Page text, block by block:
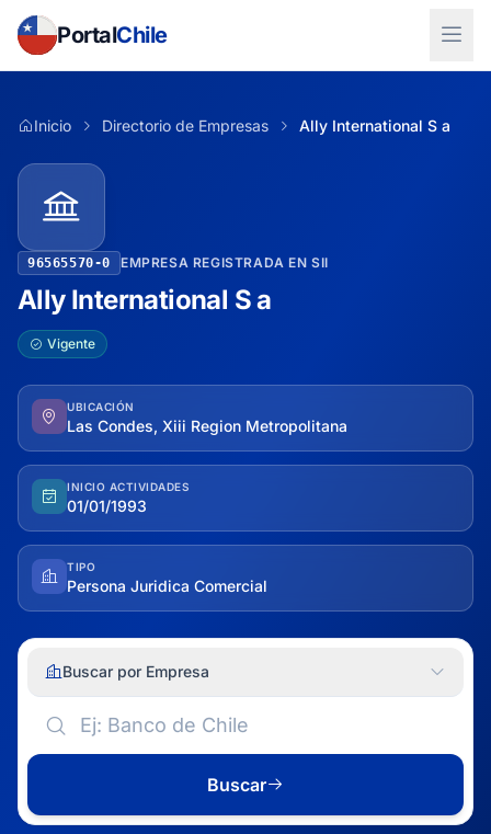
PortalChile
Inicio Directorio de Empresas Ally International S a
96565570-0 EMPRESA REGISTRADA EN SII
Ally International S a
Vigente
UBICACIÓN
Las Condes, Xiii Region Metropolitana
INICIO ACTIVIDADES
01/01/1993
TIPO
Persona Juridica Comercial
Buscar por Empresa
Buscar